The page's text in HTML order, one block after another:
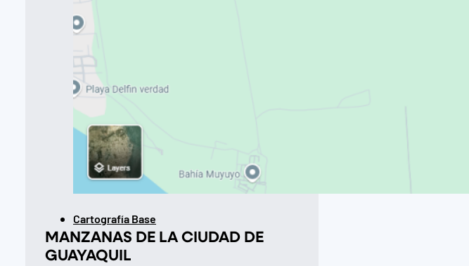
Cartografía Base
MANZANAS DE LA CIUDAD DE
GUAYAQUIL